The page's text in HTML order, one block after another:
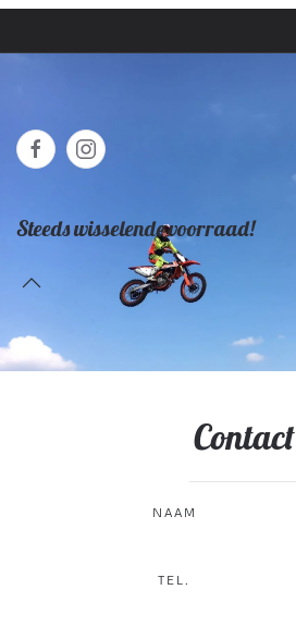
Steeds wisselende voorraad!
Contact
NAAM
TEL.